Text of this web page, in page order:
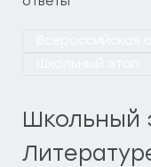
Школьный